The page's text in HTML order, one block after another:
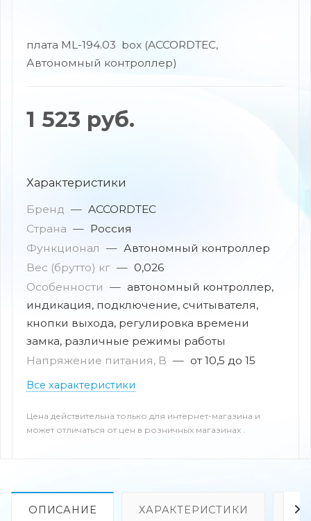
плата ML-194.03 box (ACCORDTEC,
Автономный контроллер)
1 523 руб.
Характеристики
Бренд — ACCORDTEC
Страна — Россия
Функционал — Автономный контроллер
Вес (брутто) кг — 0,026
Особенности — автономный контроллер,
индикация, подключение, считывателя,
кнопки выхода, регулировка времени
замка, различные режимы работы
Напряжение питания, В — от 10,5 до 15
Все характеристики
Цена действительна только для интернет-магазина и
может отличаться от цен в розничных магазинах .
ОПИСАНИЕ ХАРАКТЕРИСТИКИ